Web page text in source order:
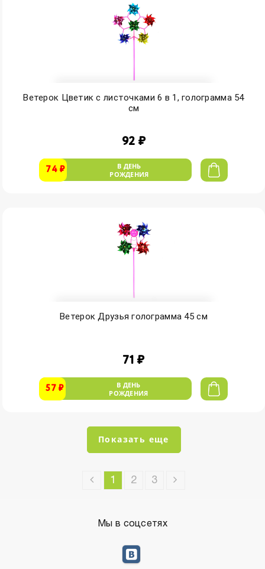
Ветерок Цветик с листочками 6 в 1, голограмма 54
см
92 ₽
74 ₽
В ДЕНЬ
РОЖДЕНИЯ
Ветерок Друзья голограмма 45 см
71 ₽
57 ₽
В ДЕНЬ
РОЖДЕНИЯ
Показать еще
1 2 3
Мы в соцсетях